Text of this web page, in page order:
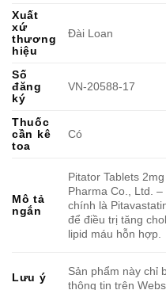
Xuất
xứ
thương
hiệu
Đài Loan
Số
đăng
ký
VN-20588-17
Thuốc
cần kê
toa
Có
Mô tả
ngắn
Pitator Tablets
Pharma Co., Ltd.
chính là
để điều trị tăng
lipid máu hỗn hợp.
Lưu ý
Sản phẩm này chỉ
thông tin trên